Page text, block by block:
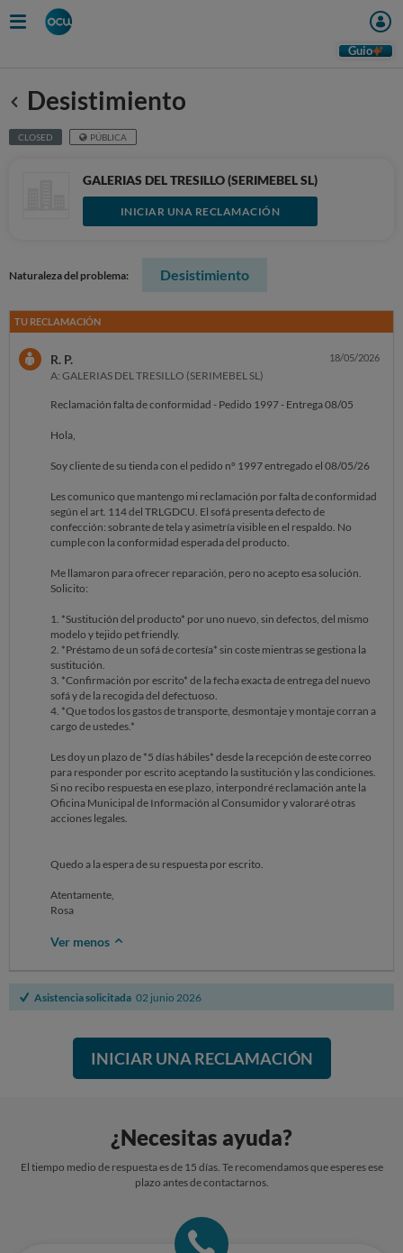
Guio
Anterior
Desistimiento
CLOSED PÚBLICA
GALERIAS DEL TRESILLO (SERIMEBEL SL)
INICIAR UNA RECLAMACIÓN
Naturaleza del problema: Desistimiento
TU RECLAMACIÓN
R. P.
A: GALERIAS DEL TRESILLO (SERIMEBEL SL)
18/05/2026
Reclamación falta de conformidad - Pedido 1997 - Entrega 08/05
Hola,
Soy cliente de su tienda con el pedido nº 1997 entregado el 08/05/26
Les comunico que mantengo mi reclamación por falta de conformidad
según el art. 114 del TRLGDCU. El sofá presenta defecto de
confección: sobrante de tela y asimetría visible en el respaldo. No
cumple con la conformidad esperada del producto.
Me llamaron para ofrecer reparación, pero no acepto esa solución.
Solicito:
1. *Sustitución del producto* por uno nuevo, sin defectos, del mismo
modelo y tejido pet friendly.
2. *Préstamo de un sofá de cortesía* sin coste mientras se gestiona la
sustitución.
3. *Confirmación por escrito* de la fecha exacta de entrega del nuevo
sofá y de la recogida del defectuoso.
4. *Que todos los gastos de transporte, desmontaje y montaje corran a
cargo de ustedes.*
Les doy un plazo de *5 días hábiles* desde la recepción de este correo
para responder por escrito aceptando la sustitución y las condiciones.
Si no recibo respuesta en ese plazo, interpondré reclamación ante la
Oficina Municipal de Información al Consumidor y valoraré otras
acciones legales.
Quedo a la espera de su respuesta por escrito.
Atentamente,
Rosa
Ver menos
Asistencia solicitada 02 junio 2026
INICIAR UNA RECLAMACIÓN
¿Necesitas ayuda?
El tiempo medio de respuesta es de 15 días. Te recomendamos que esperes ese
plazo antes de contactarnos.